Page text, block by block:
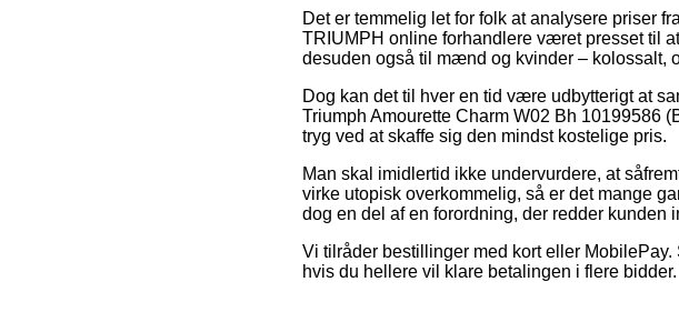
Det er temmelig let for folk at analysere priser
TRIUMPH online forhandlere været presset til
desuden også til mænd og kvinder – kolossalt,
Dog kan det til hver en tid være udbytterigt at
Triumph Amourette Charm W02 Bh 10199586
tryg ved at skaffe sig den mindst kostelige pris.
Man skal imidlertid ikke undervurdere, at
virke utopisk overkommelig, så er det mange
dog en del af en forordning, der redder kunden
Vi tilråder bestillinger med kort eller
hvis du hellere vil klare betalingen i flere bidder.